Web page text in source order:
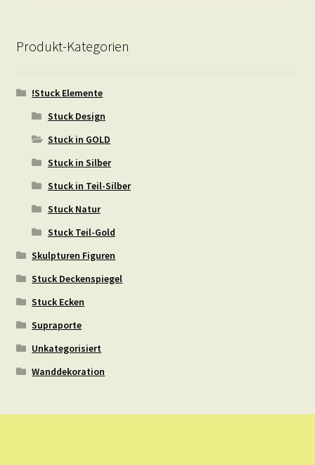
Produkt-Kategorien
!Stuck Elemente
Stuck Design
Stuck in GOLD
Stuck in Silber
Stuck in Teil-Silber
Stuck Natur
Stuck Teil-Gold
Skulpturen Figuren
Stuck Deckenspiegel
Stuck Ecken
Supraporte
Unkategorisiert
Wanddekoration